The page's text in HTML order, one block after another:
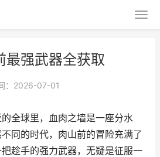
最强武器全获取
：2026-07-01
全球里，血肉之墙是一座分水
同的时代，肉山前的冒险充满了
趁手的强力武器，无疑是征服一